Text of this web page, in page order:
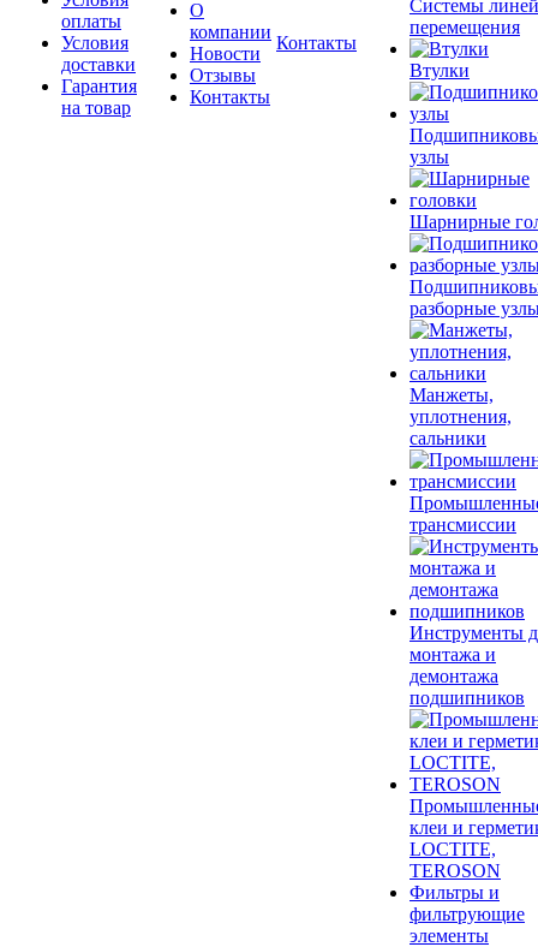
оплаты
Условия
доставки
Гарантия
на товар
О
компании
Новости
Отзывы
Контакты
Контакты
Системы
перемещения
Втулки
узлы
Шарнирные
разборные
Манжеты,
уплотнения,
сальники
трансмиссии
Инструменты
монтажа и
демонтажа
подшипников
клеи и
LOCTITE,
TEROSON
Фильтры и
фильтрующие
элементы